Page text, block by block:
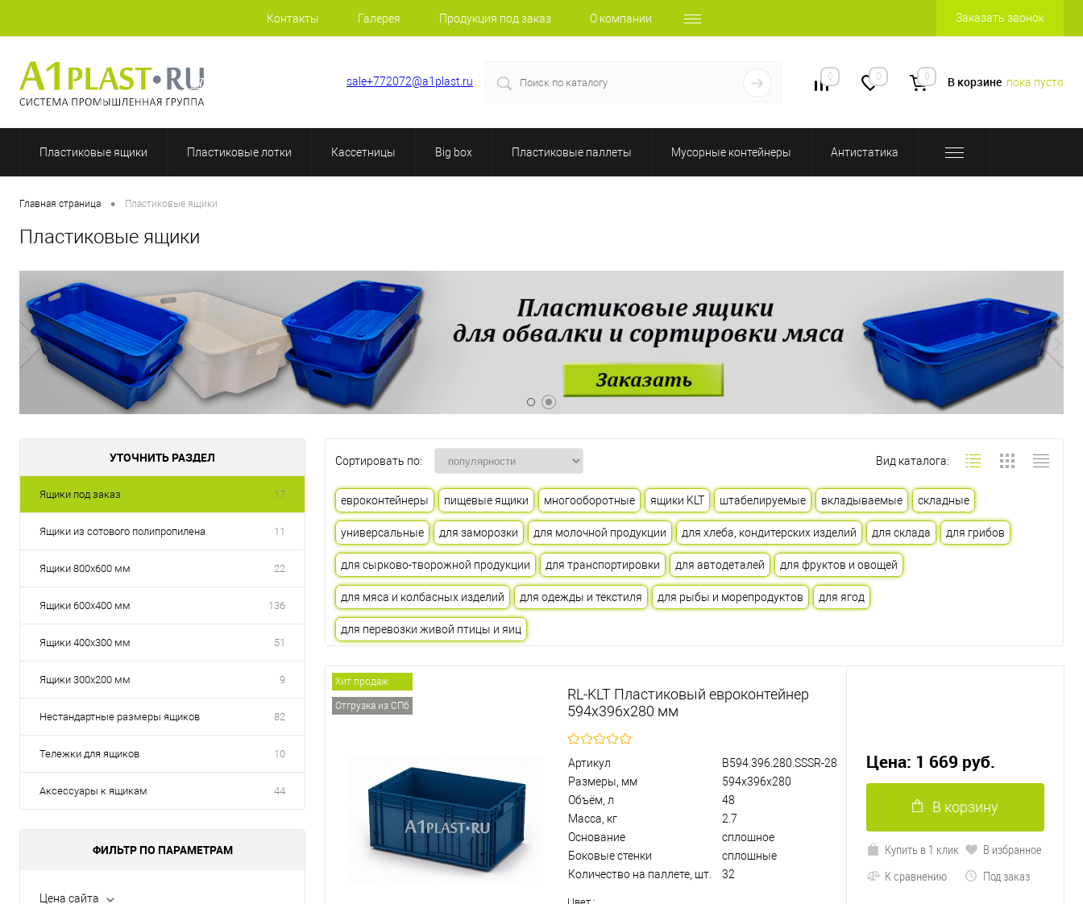
Контакты Галерея Продукция под заказ О компании Заказать звонок
+7 (812) 409-48-97 sale+772072@a1plast.ru 0 0 0 В корзине пока пусто
Пластиковые ящики Пластиковые лотки Кассетницы Big box Пластиковые паллеты Мусорные контейнеры Антистатика
Главная страница • Пластиковые ящики
Пластиковые ящики
УТОЧНИТЬ РАЗДЕЛ
Ящики под заказ 17
Ящики из сотового полипропилена 11
Ящики 800х600 мм 22
Ящики 600х400 мм 136
Ящики 400х300 мм 51
Ящики 300х200 мм 9
Нестандартные размеры ящиков 82
Тележки для ящиков 10
Аксессуары к ящикам 44
ФИЛЬТР ПО ПАРАМЕТРАМ
Цена сайта
Сортировать по: Вид каталога:
евроконтейнеры пищевые ящики многооборотные ящики KLT штабелируемые вкладываемые складные
универсальные для заморозки для молочной продукции для хлеба, кондитерских изделий для склада для грибов
для сырково-творожной продукции для транспортировки для автодеталей для фруктов и овощей
для мяса и колбасных изделий для одежды и текстиля для рыбы и морепродуктов для ягод
для перевозки живой птицы и яиц
Хит продаж
Отгрузка из СПб
RL-KLT Пластиковый евроконтейнер
594х396х280 мм
Артикул
B594.396.280.SSSR-28
Размеры, мм
594х396х280
Объём, л
48
Масса, кг
2.7
Основание
сплошное
Боковые стенки
сплошные
Количество на паллете, шт.
32
Цена: 1 669 руб.
В корзину
Купить в 1 клик
В избранное
К сравнению
Под заказ